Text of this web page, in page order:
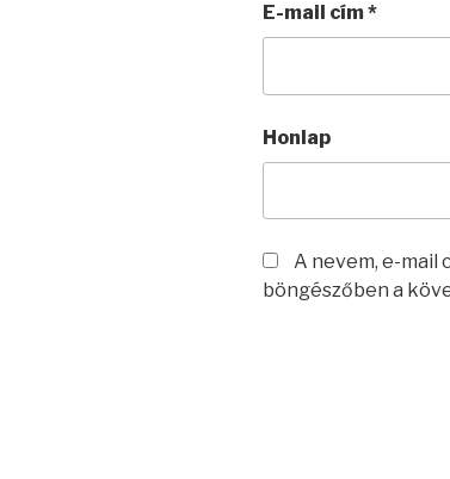
E-mail cím*
Honlap
A nevem, e-mail
böngészőben a